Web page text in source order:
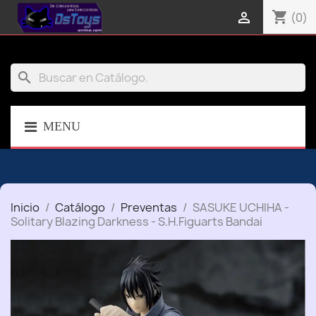
shopping_cart (0)

search
MENU
Inicio Catálogo Preventas
SASUKE UCHIHA -
Solitary Blazing Darkness - S.H.Figuarts Bandai